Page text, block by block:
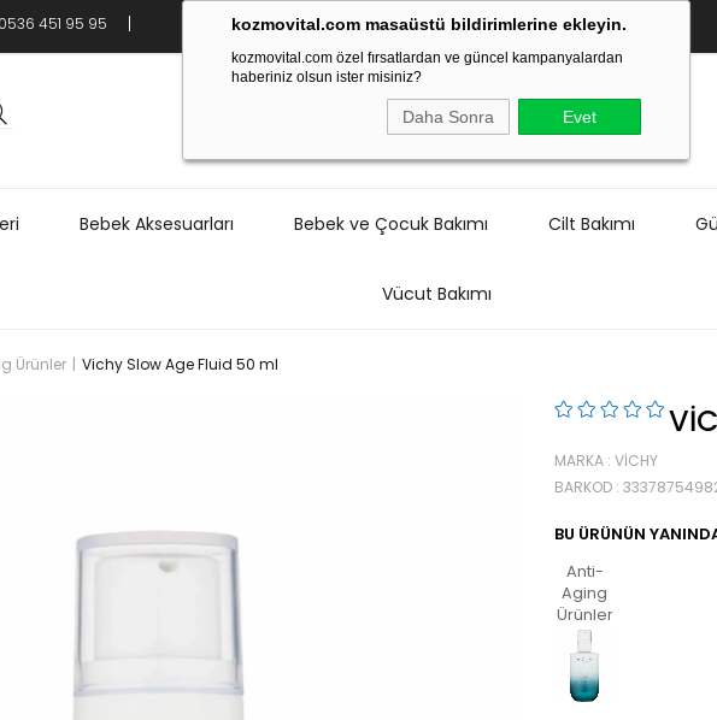
kozmovital.com masaüstü bildirimlerine ekleyin.
kozmovital.com özel fırsatlardan ve güncel kampanyalardan
haberiniz olsun ister misiniz?
Daha Sonra Evet
0536 451 95 95
Bebek Aksesuarları Bebek ve Çocuk Bakımı Cilt Bakımı
Vücut Bakımı
Ürünler Vichy Slow Age Fluid 50 ml
MARKA : VICHY
BARKOD :
BU ÜRÜNÜN
Anti-
Aging
Ürünler